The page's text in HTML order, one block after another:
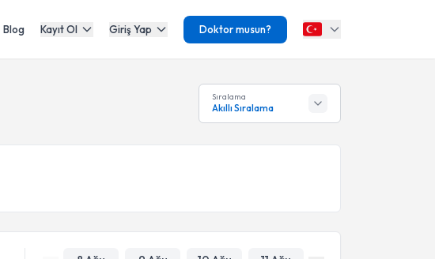
Blog Kayıt Ol Giriş Yap Doktor musun?
Sıralama
Akıllı Sıralama